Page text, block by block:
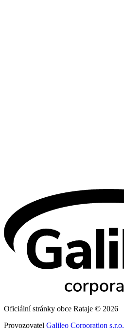
Oficiální stránky obce Rataje © 2026
Provozovatel Galileo Corporation s.r.o.